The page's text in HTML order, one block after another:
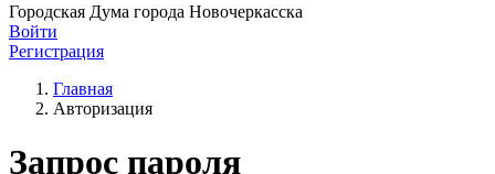
Городская Дума города Новочеркасска
Войти
Регистрация
Главная
Авторизация
Запрос пароля